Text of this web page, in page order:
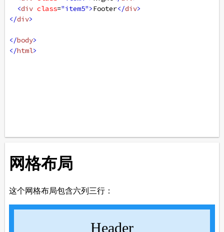
<div class="item5">Footer</div>
</div>
</body>
</html>